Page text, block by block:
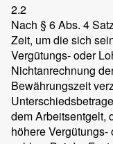
2.2
Nach § 6 Abs. 4
Zeit, um die sich
Vergütungs- oder
Nichtanrechnung
Bewährungszeit
dem Arbeitsentgelt,
höhere